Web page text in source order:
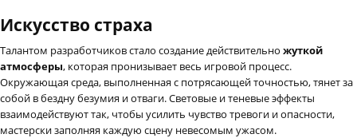
Искусство страха
Талантом разработчиков стало создание действительно жуткой
атмосферы, которая пронизывает весь игровой процесс.
Окружающая среда, выполненная с потрясающей точностью, тянет за
собой в бездну безумия и отваги. Световые и теневые эффекты
взаимодействуют так, чтобы усилить чувство тревоги и опасности,
мастерски заполняя каждую сцену невесомым ужасом.